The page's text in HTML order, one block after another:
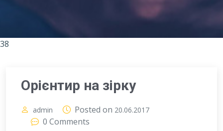
38
Орієнтир на зірку
admin Posted on 20.06.2017
0 Comments